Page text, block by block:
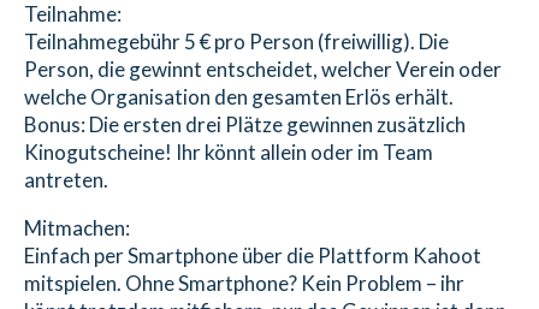
Teilnahme:
Teilnahmegebühr 5 € pro Person (freiwillig). Die
Person, die gewinnt entscheidet, welcher Verein oder
welche Organisation den gesamten Erlös erhält.
Bonus: Die ersten drei Plätze gewinnen zusätzlich
Kinogutscheine! Ihr könnt allein oder im Team
antreten.
Mitmachen:
Einfach per Smartphone über die Plattform Kahoot
mitspielen. Ohne Smartphone? Kein Problem – ihr